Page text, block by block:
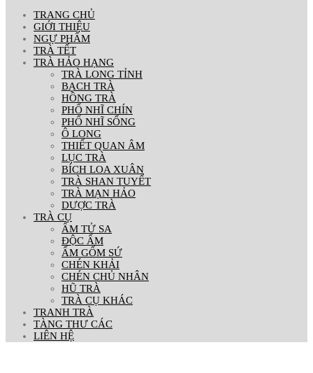
TRANG CHỦ
GIỚI THIỆU
NGỰ PHẨM
TRÀ TẾT
TRÀ HẢO HẠNG
TRÀ LONG TỈNH
BẠCH TRÀ
HỒNG TRÀ
PHỔ NHĨ CHÍN
PHỔ NHĨ SỐNG
Ô LONG
THIẾT QUAN ÂM
LỤC TRÀ
BÍCH LOA XUÂN
TRÀ SHAN TUYẾT
TRÀ MẠN HẢO
DƯỢC TRÀ
TRÀ CỤ
ẤM TỬ SA
ĐỘC ẨM
ẤM GỐM SỨ
CHÉN KHẢI
CHÉN CHỦ NHÂN
HŨ TRÀ
TRÀ CỤ KHÁC
TRANH TRÀ
TÀNG THƯ CÁC
LIÊN HỆ